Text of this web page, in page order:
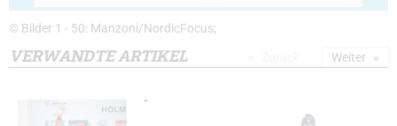
© Bilder 1 - 50: Manzoni/NordicFocus;
VERWANDTE ARTIKEL Weiter